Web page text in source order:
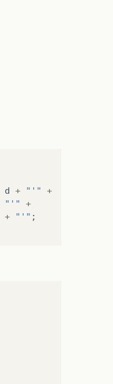
d + "'"
+
"'"
+
+ "'" ;